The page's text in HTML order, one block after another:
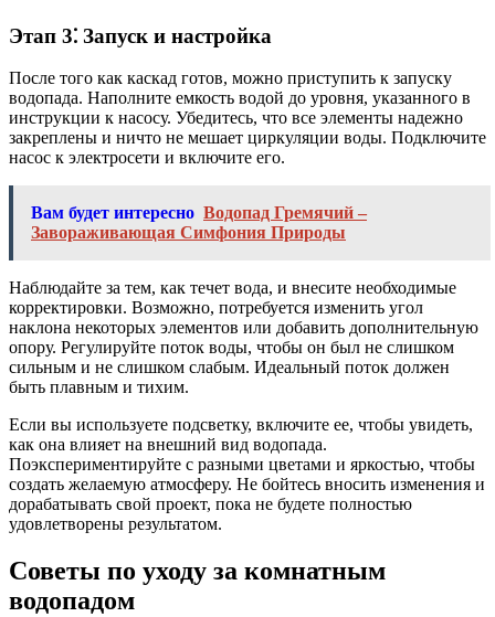
Этап 3⁚ Запуск и настройка
После того как каскад готов, можно приступить к запуску
водопада. Наполните емкость водой до уровня, указанного в
инструкции к насосу. Убедитесь, что все элементы надежно
закреплены и ничто не мешает циркуляции воды. Подключите
насос к электросети и включите его.
Вам будет интересно Водопад Гремячий ‒
Завораживающая Симфония Природы
Наблюдайте за тем, как течет вода, и внесите необходимые
корректировки. Возможно, потребуется изменить угол
наклона некоторых элементов или добавить дополнительную
опору. Регулируйте поток воды, чтобы он был не слишком
сильным и не слишком слабым. Идеальный поток должен
быть плавным и тихим.
Если вы используете подсветку, включите ее, чтобы увидеть,
как она влияет на внешний вид водопада.
Поэкспериментируйте с разными цветами и яркостью, чтобы
создать желаемую атмосферу. Не бойтесь вносить изменения и
дорабатывать свой проект, пока не будете полностью
удовлетворены результатом.
Советы по уходу за комнатным
водопадом